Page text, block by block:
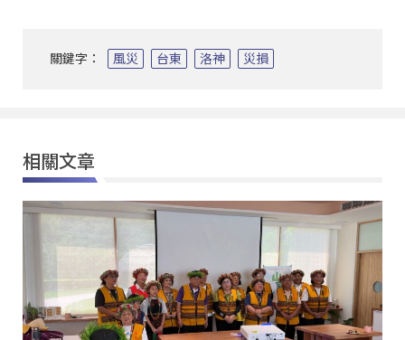
關鍵字： 風災 台東 洛神 災損
相關文章